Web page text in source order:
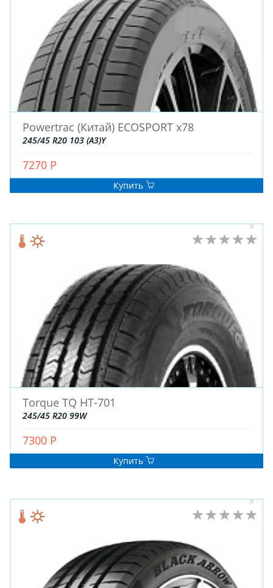
Powertrac (Китай) ECOSPORT x78
245/45 R20 103 (A3)Y
7270 Р
Купить
Torque TQ HT-701
245/45 R20 99W
7300 Р
Купить